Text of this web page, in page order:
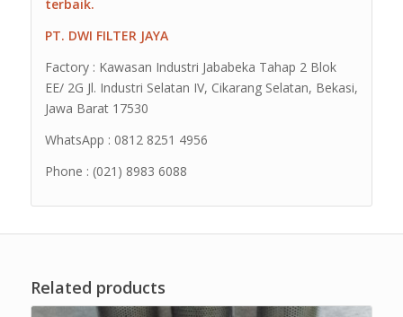
terbaik.
PT. DWI FILTER JAYA
Factory : Kawasan Industri Jababeka Tahap 2 Blok
EE/ 2G Jl. Industri Selatan IV, Cikarang Selatan, Bekasi,
Jawa Barat 17530
WhatsApp : 0812 8251 4956
Phone : (021) 8983 6088
Related products